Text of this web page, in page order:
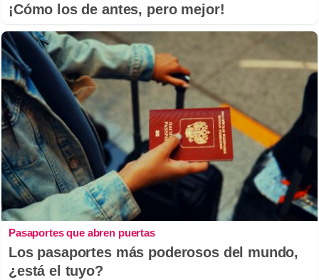
¡Cómo los de antes, pero mejor!
Pasaportes que abren puertas
Los pasaportes más poderosos del mundo,
¿está el tuyo?